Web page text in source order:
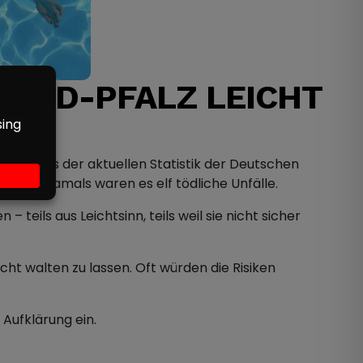
PFALZ LEICHT
aus der aktuellen Statistik der Deutschen
– damals waren es elf tödliche Unfälle.
– teils aus Leichtsinn, teils weil sie nicht sicher
walten zu lassen. Oft würden die Risiken
ein.